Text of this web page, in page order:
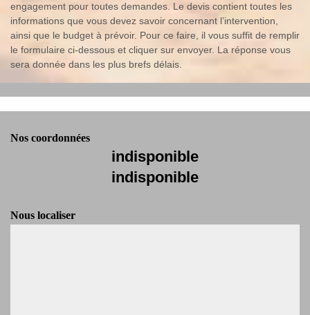
engagement pour toutes demandes. Le devis contient toutes les
informations que vous devez savoir concernant l’intervention,
ainsi que le budget à prévoir. Pour ce faire, il vous suffit de remplir
le formulaire ci-dessous et cliquer sur envoyer. La réponse vous
sera donnée dans les plus brefs délais.
Nos coordonnées
indisponible
indisponible
Nous localiser